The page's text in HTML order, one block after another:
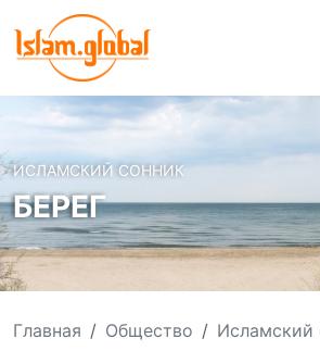
ИСЛАМСКИЙ СОННИК
БЕРЕГ
Главная Общество Исламский